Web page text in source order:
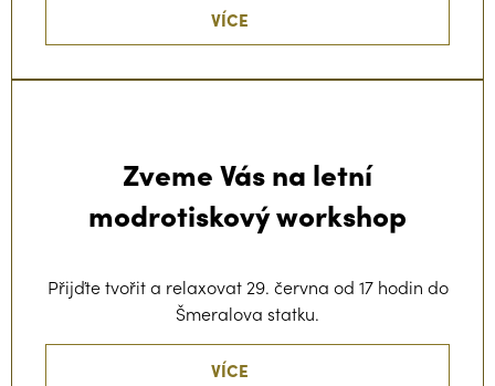
VÍCE
Zveme Vás na letní
modrotiskový workshop
Přijďte tvořit a relaxovat 29. června od 17 hodin do
Šmeralova statku.
VÍCE